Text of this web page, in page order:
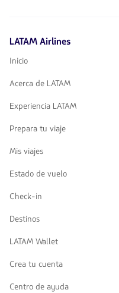
LATAM Airlines
Inicio
Acerca de LATAM
Experiencia LATAM
Prepara tu viaje
Mis viajes
Estado de vuelo
Check-in
Destinos
LATAM Wallet
Crea tu cuenta
Centro de ayuda